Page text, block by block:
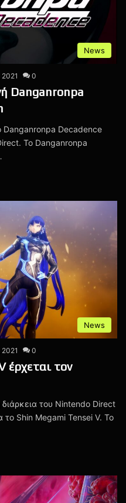
News
2021 0
Danganronpa
Danganronpa Decadence
Το Danganronpa
News
2021 0
έρχεται τον
του Nintendo Direct
το Shin Megami Tensei V. Το